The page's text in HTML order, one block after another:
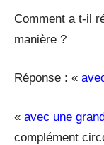
Comment a t-il
manière ?
Réponse : «
« avec une
complément